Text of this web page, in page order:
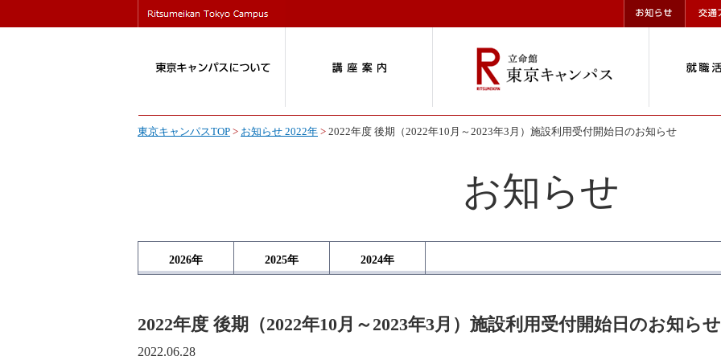
東京キャンパスTOP > お知らせ 2022年 > 2022年度 後期（2022年10月～2023年3月）施設利用受付開始日のお知らせ
お知らせ
2026年 2025年 2024年
2022年度 後期（2022年10月～2023年3月）施設利用受付開始日のお知らせ
2022.06.28